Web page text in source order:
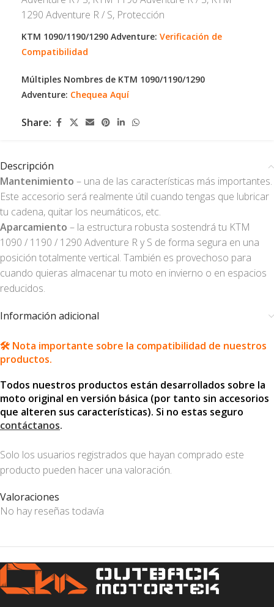
1290 Adventure R / S, Protección
KTM 1090/1190/1290 Adventure: Verificación de
Compatibilidad
Múltiples Nombres de KTM 1090/1190/1290
Adventure: Chequea Aquí
Share:
Descripción
Mantenimiento – una de las características más importantes.
Este accesorio será realmente útil cuando tengas que lubricar
tu cadena, quitar los neumáticos, etc.
Aparcamiento – la estructura robusta sostendrá tu KTM
1090 / 1190 / 1290 Adventure R y S de forma segura en una
posición totalmente vertical. También es provechoso para
cuando quieras almacenar tu moto en invierno o en espacios
reducidos.
Información adicional
🛠️ Nota importante sobre la compatibilidad de nuestros
productos.
Todos nuestros productos están desarrollados sobre la
moto original en versión básica (por tanto sin accesorios
que alteren sus características). Si no estas seguro
contáctanos.
Valoraciones
No hay reseñas todavía
Solo los usuarios registrados que hayan comprado este
producto pueden hacer una valoración.